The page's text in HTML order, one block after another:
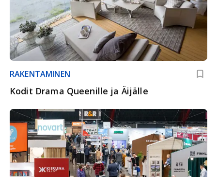
RAKENTAMINEN
Kodit Drama Queenille ja Äijälle